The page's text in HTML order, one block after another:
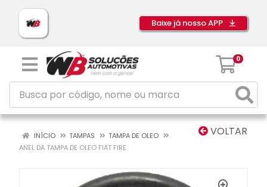
Baixe já nosso APP
0
VOLTAR
INÍCIO TAMPAS
TAMPA DE OLEO
ANEL DA TAMPA DE OLEO FIAT FIRE